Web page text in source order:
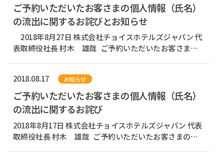
ご予約いただいたお客さまの個人情報（氏名）
の流出に関するお詫びとお知らせ
2018年8月27日 株式会社チョイスホテルズジャパン 代
表取締役社長 村木 雄哉 ご予約いただいたお客さまの
テル予約情報に関する...
2018.08.17 お知らせ
ご予約いただいたお客さまの個人情報（氏名）
の流出に関するお詫び
2018年8月17日 株式会社チョイスホテルズジャパン 代表
取締役社長 村木 雄哉 ご予約いただいたお客さまの個